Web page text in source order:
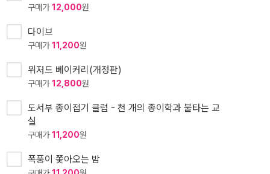
구매가12,000원
다이브
구매가11,200원
위저드 베이커리(개정판)
구매가12,800원
도서부 종이접기 클럽 - 천 개의 종이학과 불타는 교
실
구매가11,200원
폭풍이 쫓아오는 밤